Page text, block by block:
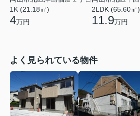
1K (21.18㎡)
4万円
2LDK (65.60㎡)
11.9万円
よく見られている物件